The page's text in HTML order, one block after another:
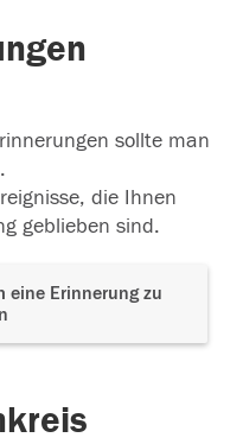
sollte man
die Ihnen
geblieben sind.
eine Erinnerung zu